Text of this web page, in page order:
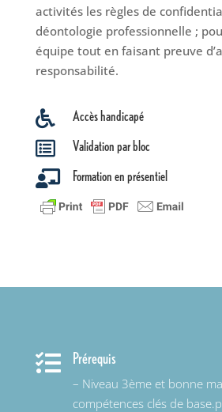
activités les règles de
déontologie professionnelle ;
équipe tout en faisant preuve
responsabilité.
 Accès handicapé
 Validation par bloc
 Formation en présentiel
 Prérequis
– Niveau 3ème et bonne
compétences clés de